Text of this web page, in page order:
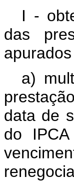
I -
das
a)
data de
do